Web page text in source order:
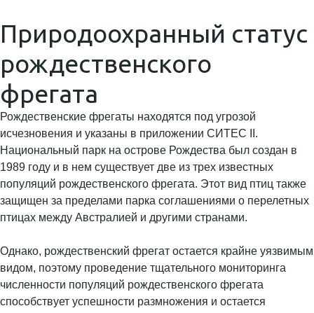
Природоохранный статус
рождественского
фрегата
Рождественские фрегаты находятся под угрозой
исчезновения и указаны в приложении СИТЕС II.
Национальный парк на острове Рождества был создан в
1989 году и в нем существует две из трех известных
популяций рождественского фрегата. Этот вид птиц также
защищен за пределами парка соглашениями о перелетных
птицах между Австралией и другими странами.
Однако, рождественский фрегат остается крайне уязвимым
видом, поэтому проведение тщательного мониторинга
численности популяций рождественского фрегата
способствует успешности размножения и остается